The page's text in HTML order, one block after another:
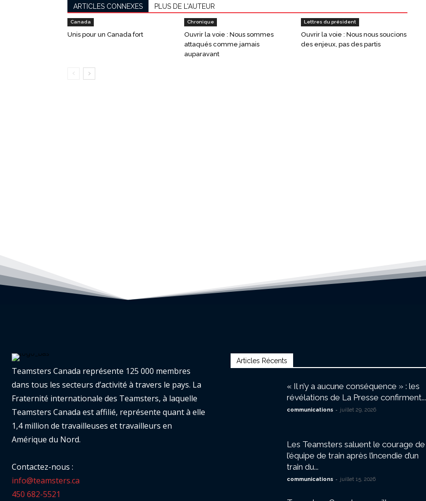
ARTICLES CONNEXES PLUS DE L'AUTEUR
Canada
Unis pour un Canada fort
Chronique
Ouvrir la voie : Nous sommes
attaqués comme jamais
auparavant
Lettres du président
Ouvrir la voie : Nous nous soucions
des enjeux, pas des partis
Teamsters Canada représente 125 000 membres
dans tous les secteurs d’activité à travers le pays. La
Fraternité internationale des Teamsters, à laquelle
Teamsters Canada est affilié, représente quant à elle
1,4 million de travailleuses et travailleurs en
Amérique du Nord.
Contactez-nous :
info@teamsters.ca
450 682-5521
Articles Récents
« Il n’y a aucune conséquence » : les
révélations de La Presse confirment...
communications - juillet 29, 2026
Les Teamsters saluent le courage de
l’équipe de train après l’incendie d’un
train du...
communications - juillet 15, 2026